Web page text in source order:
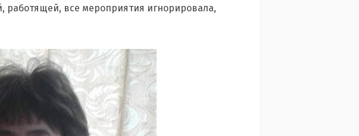
все мероприятия игнорировала,